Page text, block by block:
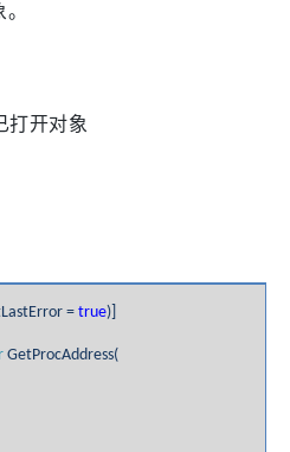
打开对象
=true)]
GetProcAddress(